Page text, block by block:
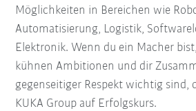
Möglichkeiten in Bereichen wie
Automatisierung, Logistik,
Elektronik. Wenn du ein Macher
kühnen Ambitionen und dir
gegenseitiger Respekt wichtig sind,
KUKA Group auf Erfolgskurs.